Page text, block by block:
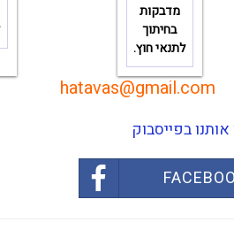
מדבקות
בחיתוך
לתנאי חוץ.
hatavas@gmail.com
בפייסבוק